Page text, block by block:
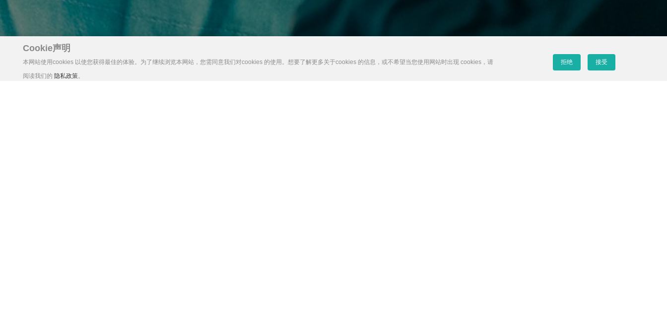
Cookie声明
本网站使用cookies 以使您获得最佳的体验。为了继续浏览本网站，您需同意我们对cookies 的使用。想要了解更多关于cookies 的信息，或不希望当您使用网站时出现 cookies，请
阅读我们的 隐私政策。
拒绝 接受